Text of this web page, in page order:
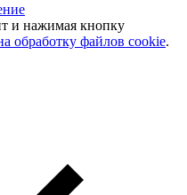
и нажимая кнопку
обработку файлов cookie.